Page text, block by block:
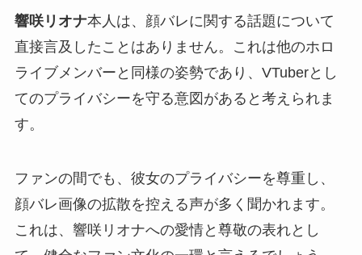
響咲リオナ本人は、顔バレに関する話題について
直接言及したことはありません。これは他のホロ
ライブメンバーと同様の姿勢であり、VTuberとし
てのプライバシーを守る意図があると考えられま
す。
ファンの間でも、彼女のプライバシーを尊重し、
顔バレ画像の拡散を控える声が多く聞かれます。
これは、響咲リオナへの愛情と尊敬の表れとし